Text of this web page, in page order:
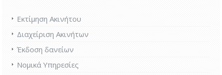
Εκτίμηση Ακινήτου
Διαχείριση Ακινήτων
Έκδοση δανείων
Νομικά Υπηρεσίες